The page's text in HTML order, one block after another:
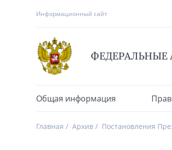
Информационный сайт
Общая информация
Главная Архив Постановления